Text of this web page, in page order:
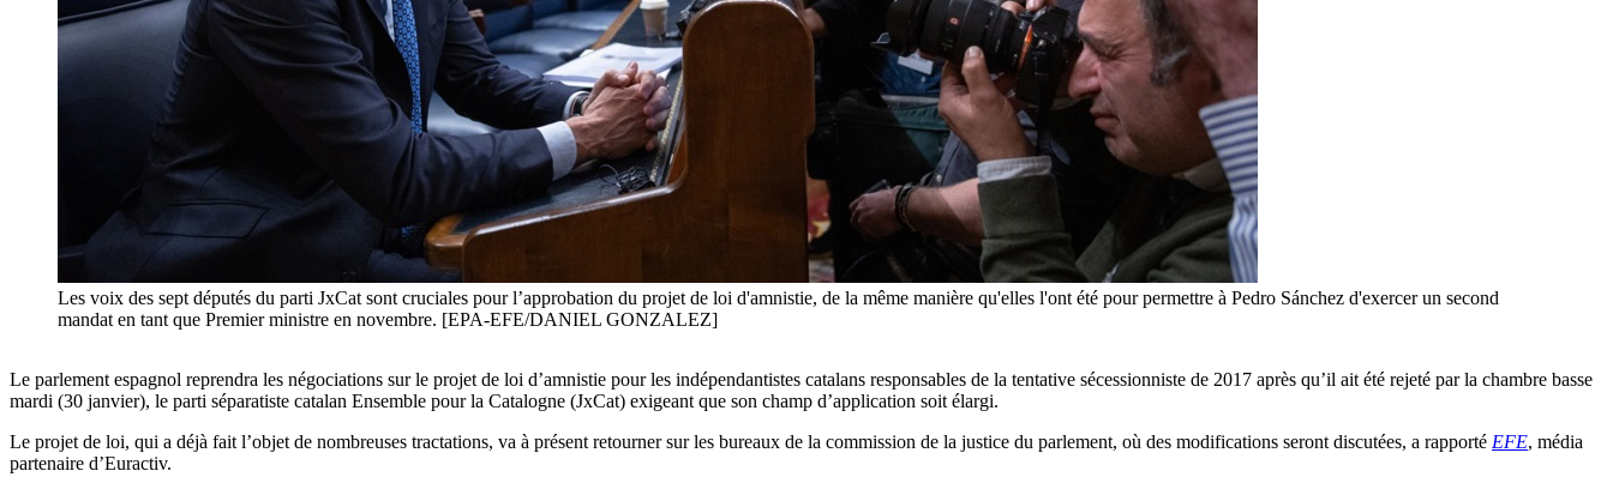
Les voix des sept députés du parti JxCat sont cruciales pour l’approbation du projet de loi d'amnistie, de la même manière qu'elles l'ont été pour permettre à Pedro Sánchez d'exercer un second
mandat en tant que Premier ministre en novembre. [EPA-EFE/DANIEL GONZALEZ]
Le parlement espagnol reprendra les négociations sur le projet de loi d’amnistie pour les indépendantistes catalans responsables de la tentative sécessionniste de 2017 après qu’il ait été rejeté par la chambre basse
mardi (30 janvier), le parti séparatiste catalan Ensemble pour la Catalogne (JxCat) exigeant que son champ d’application soit élargi.
Le projet de loi, qui a déjà fait l’objet de nombreuses tractations, va à présent retourner sur les bureaux de la commission de la justice du parlement, où des modifications seront discutées, a rapporté EFE, média
partenaire d’Euractiv.